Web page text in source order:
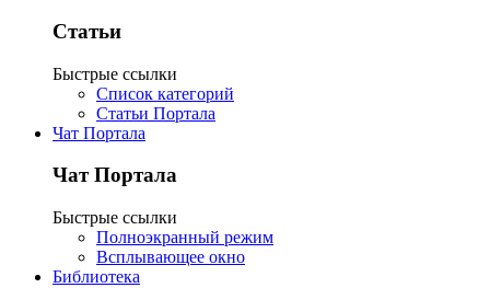
Статьи
Быстрые ссылки
Список категорий
Статьи Портала
Чат Портала
Чат Портала
Быстрые ссылки
Полноэкранный режим
Всплывающее окно
Библиотека